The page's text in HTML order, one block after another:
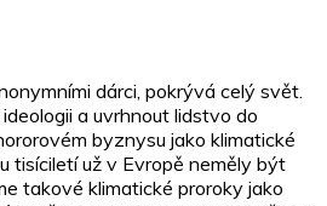
dárci, pokrývá celý svět.
a uvrhnout lidstvo do
byznysu jako klimatické
tisíciletí už v Evropě neměly být
takové klimatické proroky jako